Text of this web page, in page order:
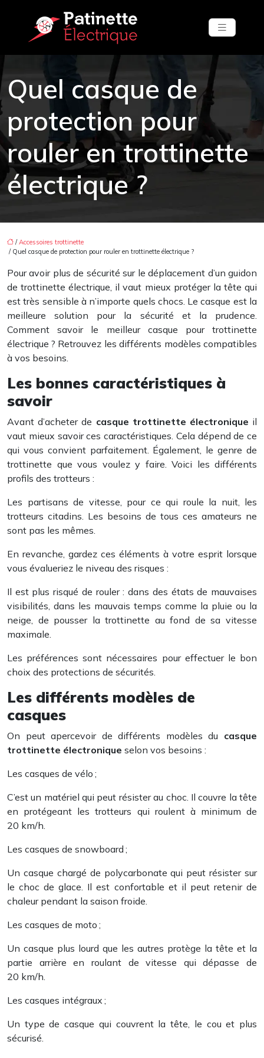
Quel casque de
protection pour
rouler en trottinette
électrique ?
/Accessoires trottinette
/ Quel casque de protection pour rouler en trottinette électrique ?
Pour avoir plus de sécurité sur le déplacement d’un guidon
de trottinette électrique, il vaut mieux protéger la tête qui
est très sensible à n’importe quels chocs. Le casque est la
meilleure solution pour la sécurité et la prudence.
Comment savoir le meilleur casque pour trottinette
électrique ? Retrouvez les différents modèles compatibles
à vos besoins.
Les bonnes caractéristiques à
savoir
Avant d’acheter de casque trottinette électronique il
vaut mieux savoir ces caractéristiques. Cela dépend de ce
qui vous convient parfaitement. Également, le genre de
trottinette que vous voulez y faire. Voici les différents
profils des trotteurs :
Les partisans de vitesse, pour ce qui roule la nuit, les
trotteurs citadins. Les besoins de tous ces amateurs ne
sont pas les mêmes.
En revanche, gardez ces éléments à votre esprit lorsque
vous évalueriez le niveau des risques :
Il est plus risqué de rouler : dans des états de mauvaises
visibilités, dans les mauvais temps comme la pluie ou la
neige, de pousser la trottinette au fond de sa vitesse
maximale.
Les préférences sont nécessaires pour effectuer le bon
choix des protections de sécurités.
Les différents modèles de
casques
On peut apercevoir de différents modèles du casque
trottinette électronique selon vos besoins :
Les casques de vélo ;
C’est un matériel qui peut résister au choc. Il couvre la tête
en protégeant les trotteurs qui roulent à minimum de
20 km/h.
Les casques de snowboard ;
Un casque chargé de polycarbonate qui peut résister sur
le choc de glace. Il est confortable et il peut retenir de
chaleur pendant la saison froide.
Les casques de moto ;
Un casque plus lourd que les autres protège la tête et la
partie arrière en roulant de vitesse qui dépasse de
20 km/h.
Les casques intégraux ;
Un type de casque qui couvrent la tête, le cou et plus
sécurisé.